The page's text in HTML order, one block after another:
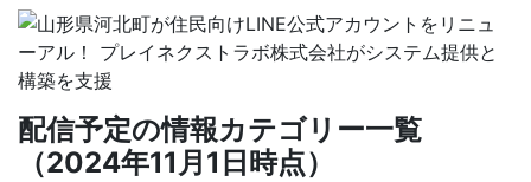
配信予定の情報カテゴリー一覧
（2024年11月1日時点）